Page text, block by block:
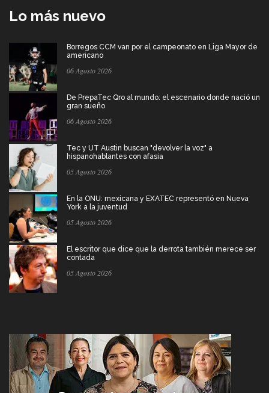
Lo más nuevo
Borregos CCM van por el campeonato en Liga Mayor de
americano
06 Agosto 2026
De PrepaTec Qro al mundo: el escenario donde nació un
gran sueño
06 Agosto 2026
Tec y UT Austin buscan "devolver la voz" a
hispanohablantes con afasia
05 Agosto 2026
En la ONU: mexicana y EXATEC representó en Nueva
York a la juventud
05 Agosto 2026
El escritor que dice que la derrota también merece ser
contada
05 Agosto 2026